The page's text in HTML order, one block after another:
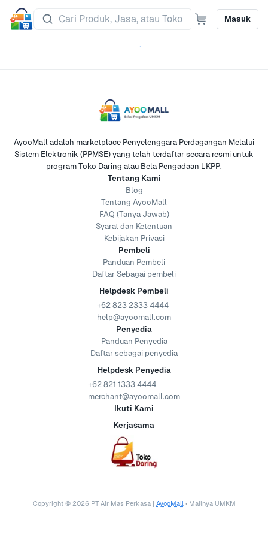
Masuk
AyooMall adalah marketplace Penyelenggara Perdagangan Melalui
Sistem Elektronik (PPMSE) yang telah terdaftar secara resmi untuk
program Toko Daring atau Bela Pengadaan LKPP.
Tentang Kami
Blog
Tentang AyooMall
FAQ (Tanya Jawab)
Syarat dan Ketentuan
Kebijakan Privasi
Pembeli
Panduan Pembeli
Daftar Sebagai pembeli
Helpdesk Pembeli
+62 823 2333 4444
help@ayoomall.com
Penyedia
Panduan Penyedia
Daftar sebagai penyedia
Helpdesk Penyedia
+62 821 1333 4444
merchant@ayoomall.com
Ikuti Kami
Kerjasama
Copyright © 2026 PT Air Mas Perkasa | AyooMall • Mallnya UMKM